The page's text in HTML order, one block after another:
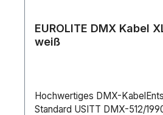
EUROLITE DMX Kabel
weiß
Hochwertiges DMX-
Standard USITT DMX-512/